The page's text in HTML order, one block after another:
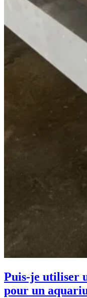
Puis-je utiliser
pour un